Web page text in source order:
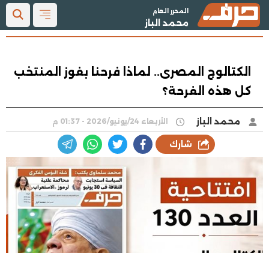
المحرر العام
محمد الباز
الكتالوج المصرى.. لماذا فرحنا بفوز المنتخب
كل هذه الفرحة؟
محمد الباز الأربعاء 24/يونيو/2026 - 01:37 م
شارك